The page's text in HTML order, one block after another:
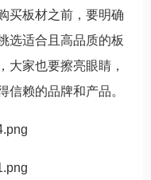
买板材之前，要明确
选适合且高品质的板
大家也要擦亮眼睛，
信赖的品牌和产品。